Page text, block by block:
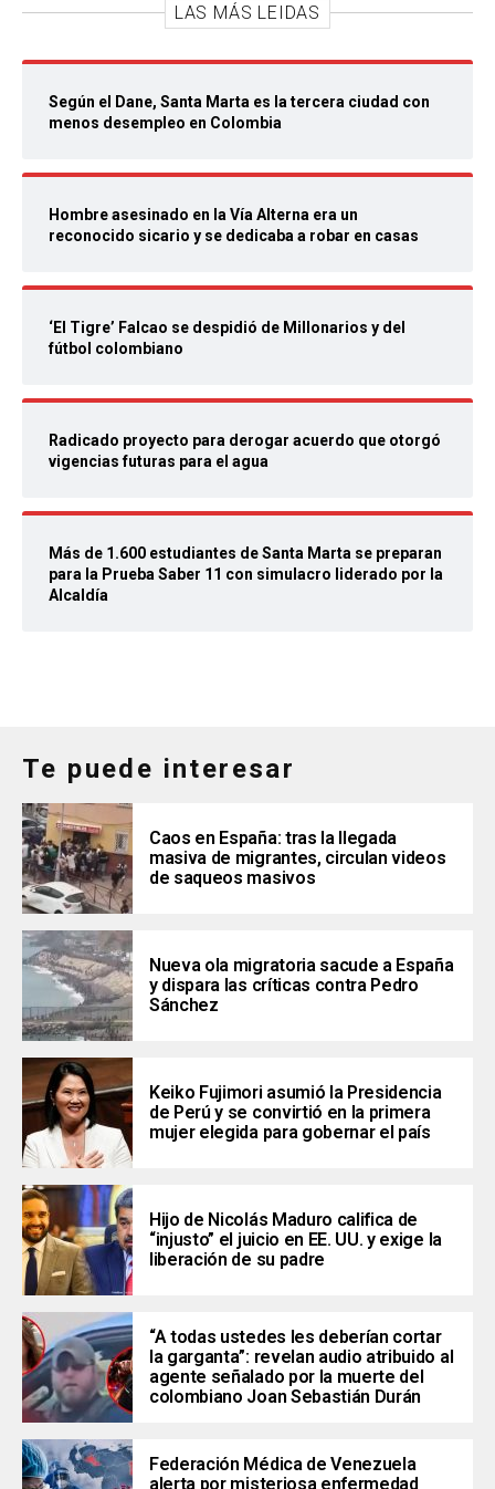
LAS MÁS LEIDAS
Según el Dane, Santa Marta es la tercera ciudad con
menos desempleo en Colombia
Hombre asesinado en la Vía Alterna era un
reconocido sicario y se dedicaba a robar en casas
‘El Tigre’ Falcao se despidió de Millonarios y del
fútbol colombiano
Radicado proyecto para derogar acuerdo que otorgó
vigencias futuras para el agua
Más de 1.600 estudiantes de Santa Marta se preparan
para la Prueba Saber 11 con simulacro liderado por la
Alcaldía
Te puede interesar
Caos en España: tras la llegada
masiva de migrantes, circulan videos
de saqueos masivos
Nueva ola migratoria sacude a España
y dispara las críticas contra Pedro
Sánchez
Keiko Fujimori asumió la Presidencia
de Perú y se convirtió en la primera
mujer elegida para gobernar el país
Hijo de Nicolás Maduro califica de
“injusto” el juicio en EE. UU. y exige la
liberación de su padre
“A todas ustedes les deberían cortar
la garganta”: revelan audio atribuido al
agente señalado por la muerte del
colombiano Joan Sebastián Durán
Federación Médica de Venezuela
alerta por misteriosa enfermedad